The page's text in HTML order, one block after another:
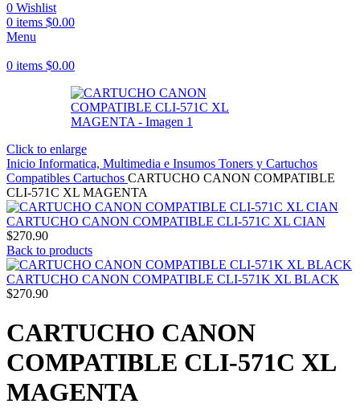
0 Wishlist
0 items $0.00
Menu
0 items $0.00
Click to enlarge
Inicio Informatica, Multimedia e Insumos Toners y Cartuchos
Compatibles Cartuchos CARTUCHO CANON COMPATIBLE
CLI-571C XL MAGENTA
CARTUCHO CANON COMPATIBLE CLI-571C XL CIAN
$270.90
Back to products
CARTUCHO CANON COMPATIBLE CLI-571K XL BLACK
$270.90
CARTUCHO CANON
COMPATIBLE CLI-571C XL
MAGENTA